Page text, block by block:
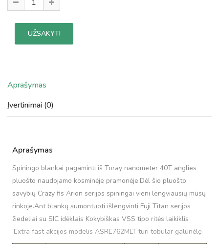
Aprašymas
Įvertinimai (0)
Aprašymas
Spiningo blankai pagaminti iš Toray nanometer 40T anglies
pluošto naudojamo kosminėje pramonėje.Dėl šio pluošto
savybių Crazy fis Arion serijos spiningai vieni lengviausių mūsų
rinkoje.Ant blankų sumontuoti išlengvinti Fuji Titan serijos
žiedeliai su SIC idėklais Kokybiškas VSS tipo ritės laikiklis
.Extra fast akcijos modelis ASRE762MLT turi tobular galūnėlę.